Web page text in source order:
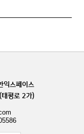
익스페이스
평로 2가)